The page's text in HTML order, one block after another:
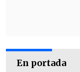
En portada